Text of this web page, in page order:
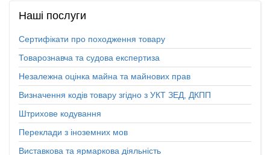
Наші послуги
Сертифікати про походження товару
Товарознавча та судова експертиза
Незалежна оцінка майна та майнових прав
Визначення кодів товару згідно з УКТ ЗЕД, ДКПП
Штрихове кодування
Переклади з іноземних мов
Виставкова та ярмаркова діяльність